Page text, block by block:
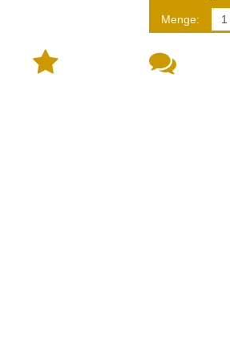
Menge: